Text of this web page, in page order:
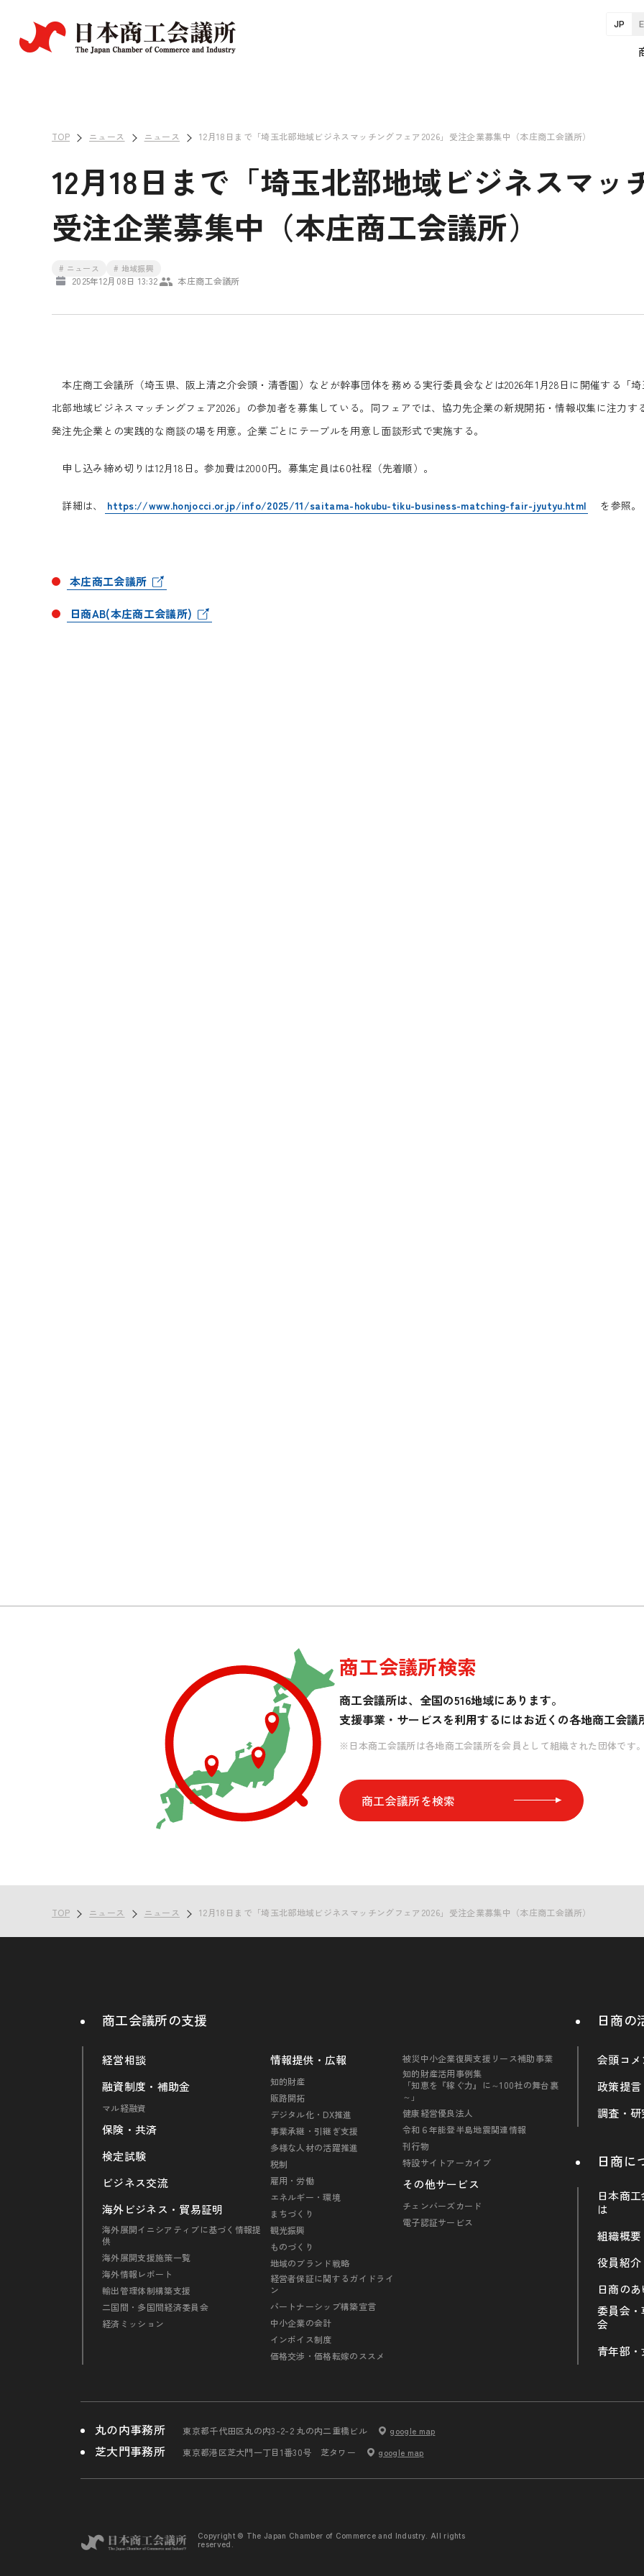
JP
TOP ニュース ニュース 12月18日まで「埼玉北部地域ビジネスマッチングフェア2026」受注企業募集中（本庄商工会議所）
12月18日まで「埼玉北部地域ビジネスマッ
受注企業募集中（本庄商工会議所）
# ニュース # 地域振興
2025年12月08日 13:32 本庄商工会議所
本庄商工会議所（埼玉県、阪上清之介会頭・清香園）などが幹事団体を務める実行委員会などは2026年1月28日に開催する「埼
北部地域ビジネスマッチングフェア2026」の参加者を募集している。同フェアでは、協力先企業の新規開拓・情報収集に注力す
発注先企業との実践的な商談の場を用意。企業ごとにテーブルを用意し面談形式で実施する。
申し込み締め切りは12月18日。参加費は2000円。募集定員は60社程（先着順）。
詳細は、 https://www.honjocci.or.jp/info/2025/11/saitama-hokubu-tiku-business-matching-fair-jyutyu.html を参照。
本庄商工会議所
日商AB(本庄商工会議所)
商工会議所検索
商工会議所は、全国の516地域にあります。
支援事業・サービスを利用するにはお近くの各地商工会議
※日本商工会議所は各地商工会議所を会員として組織された団体です。
商工会議所を検索
TOP ニュース ニュース 12月18日まで「埼玉北部地域ビジネスマッチングフェア2026」受注企業募集中（本庄商工会議所）
商工会議所の支援
経営相談
融資制度・補助金
マル経融資
保険・共済
検定試験
ビジネス交流
海外ビジネス・貿易証明
海外展開イニシアティブに基づく情報提
供
海外展開支援施策一覧
海外情報レポート
輸出管理体制構築支援
二国間・多国間経済委員会
経済ミッション
情報提供・広報
知的財産
販路開拓
デジタル化・DX推進
事業承継・引継ぎ支援
多様な人材の活躍推進
税制
雇用・労働
エネルギー・環境
まちづくり
観光振興
ものづくり
地域のブランド戦略
経営者保証に関するガイドライ
ン
パートナーシップ構築宣言
中小企業の会計
インボイス制度
価格交渉・価格転嫁のススメ
被災中小企業復興支援リース補助事業
知的財産活用事例集
「知恵を『稼ぐ力』に～100社の舞台裏
～」
健康経営優良法人
令和６年能登半島地震関連情報
刊行物
特設サイトアーカイブ
その他サービス
チェンバーズカード
電子認証サービス
日商の
会頭コメ
政策提言
調査・研
日商に
日本商
は
組織概要
役員紹介
日商の
委員会・
会
青年部
丸の内事務所 東京都千代田区丸の内3-2-2 丸の内二重橋ビル google map
芝大門事務所 東京都港区芝大門一丁目1番30号 芝タワー google map
Copyright © The Japan Chamber of Commerce and Industry. All rights
reserved.